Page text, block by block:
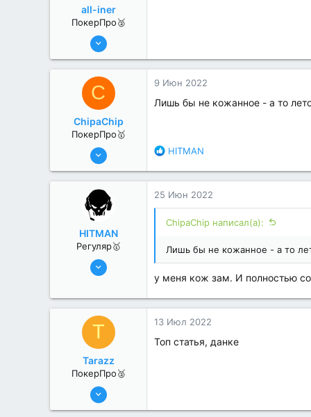
all-iner
ПокерПро🥈
6 Июн 2022
1
C
ChipaChip
ПокерПро🥇
8 Июн 2022
2
9 Июн 2022
Лишь бы не кожанное - а то
Р
а
ц
и
и
HITMAN
HITMAN
Регуляр🥇
25 Июн 2022
7
25 Июн 2022
ChipaChip написал(а):
Лишь бы не кожанное - а то
у меня кож зам. И полностью
T
Tarazz
ПокерПро🥈
13 Июн 2022
13 Июл 2022
Топ статья, данке